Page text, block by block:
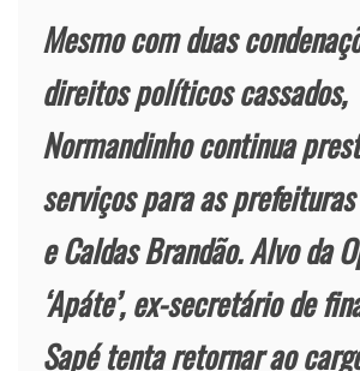
Mesmo com duas
direitos políticos cassados,
Normandinho continua
serviços para as
e Caldas Brandão. Alvo da
‘Apáte’, ex-secretário de
Sapé tenta retornar ao